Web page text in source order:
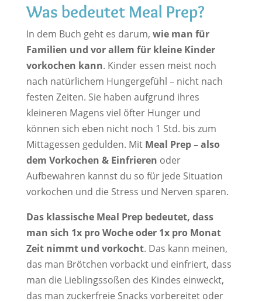
Was bedeutet Meal Prep?
In dem Buch geht es darum, wie man für
Familien und vor allem für kleine Kinder
vorkochen kann. Kinder essen meist noch
nach natürlichem Hungergefühl – nicht nach
festen Zeiten. Sie haben aufgrund ihres
kleineren Magens viel öfter Hunger und
können sich eben nicht noch 1 Std. bis zum
Mittagessen gedulden. Mit Meal Prep – also
dem Vorkochen & Einfrieren oder
Aufbewahren kannst du so für jede Situation
vorkochen und die Stress und Nerven sparen.
Das klassische Meal Prep bedeutet, dass
man sich 1x pro Woche oder 1x pro Monat
Zeit nimmt und vorkocht. Das kann meinen,
das man Brötchen vorbackt und einfriert, dass
man die Lieblingssoßen des Kindes einweckt,
das man zuckerfreie Snacks vorbereitet oder